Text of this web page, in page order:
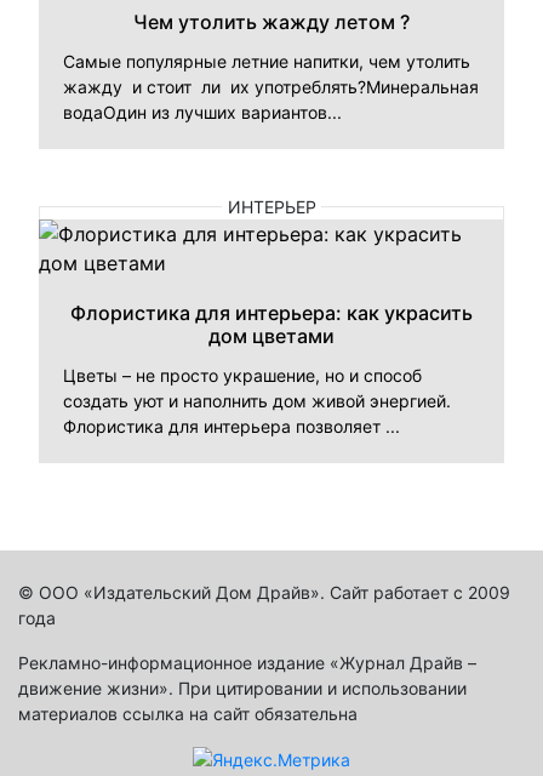
Чем утолить жажду летом ?
Самые популярные летние напитки, чем утолить
жажду и стоит ли их употреблять?Минеральная
водаОдин из лучших вариантов...
ИНТЕРЬЕР
Флористика для интерьера: как украсить
дом цветами
Цветы – не просто украшение, но и способ
создать уют и наполнить дом живой энергией.
Флористика для интерьера позволяет ...
© ООО «Издательский Дом Драйв». Сайт работает с 2009
года
Рекламно-информационное издание «Журнал Драйв –
движение жизни». При цитировании и использовании
материалов ссылка на сайт обязательна